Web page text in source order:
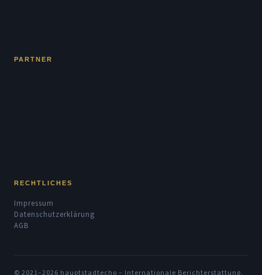
PARTNER
RECHTLICHES
Impressum
Datenschutzerklärung
AGB
© 2021–2026 hauptstadtecho – Internationale Berichterstattung.